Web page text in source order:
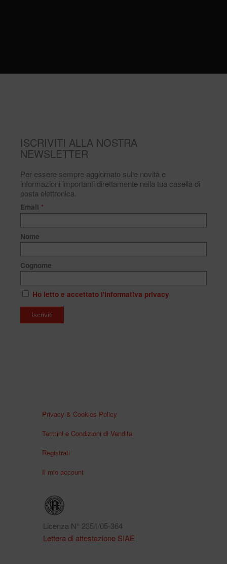
ISCRIVITI ALLA NOSTRA
NEWSLETTER
Per essere sempre aggiornato sulle novità e
informazioni importanti direttamente nella tua casella di
posta elettronica.
Email *
Nome
Cognome
Ho letto e accettato l'informativa privacy
Privacy & Cookies Policy
Termini e Condizioni di Vendita
Registrati
Il mio account
Licenza N° 235/I/05-364
Lettera di attestazione SIAE